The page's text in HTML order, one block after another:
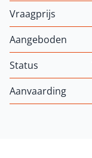
Vraagprijs
Aangeboden
Status
Aanvaarding